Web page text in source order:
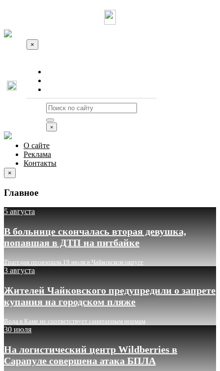
×
×
О сайте
Реклама
Контакты
×
Главное
5 августа
В больнице скончалась вторая девушка,
попавшая в ДТП на питбайке
Трагедия произошла 19 июля в Чайковском округе
3 августа
Жителей Чайковского предупредили о запрете
купания на городском пляже
Вода в Каме не соответствует санитарным нормам
30 июля
На логистический центр Wildberries в
Сарапуле совершена атака БПЛА